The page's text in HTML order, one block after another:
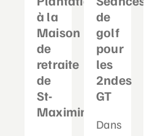
à la
Maison
de
retraite
de
St-
Maximin
de
golf
pour
les
2ndes
GT
Dans